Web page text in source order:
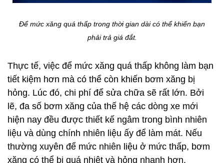
Để mức xăng quá thấp trong thời gian dài có thể khiến bạn
phải trả giá đắt.
Thực tế, việc để mức xăng quá thấp không làm bạn
tiết kiệm hơn mà có thể còn khiến bơm xăng bị
hỏng. Lúc đó, chi phí để sửa chữa sẽ rất lớn. Bởi
lẽ, đa số bơm xăng của thế hệ các dòng xe mới
hiện nay đều được thiết kế ngâm trong bình nhiên
liệu và dùng chính nhiên liệu ấy để làm mát. Nếu
thường xuyên để mức nhiên liệu ở mức thấp, bơm
xăng có thể bị quá nhiệt và hỏng nhanh hơn.